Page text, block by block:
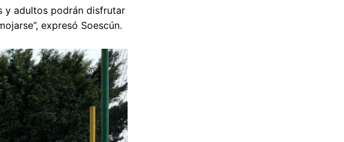
y adultos podrán disfrutar
expresó Soescún.